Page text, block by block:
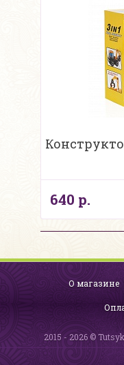
640 р.
О магазине
2015 - 2026 ©